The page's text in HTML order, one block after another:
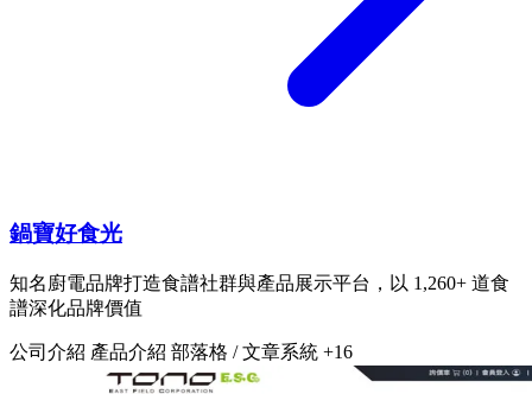
鍋寶好食光
知名廚電品牌打造食譜社群與產品展示平台，以 1,260+ 道食
譜深化品牌價值
公司介紹 產品介紹 部落格 / 文章系統 +16